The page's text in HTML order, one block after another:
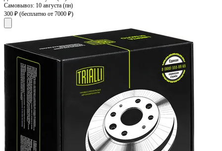
Самовывоз: 10 августа (пн)
300 ₽ (бесплатно от 7000 ₽)